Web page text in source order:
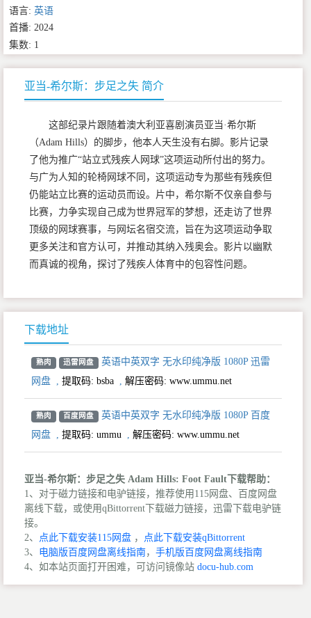
语言: 英语
首播: 2024
集数: 1
亚当-希尔斯：步足之失 简介
这部纪录片跟随着澳大利亚喜剧演员亚当·希尔斯
（Adam Hills）的脚步，他本人天生没有右脚。影片记录
了他为推广“站立式残疾人网球”这项运动所付出的努力。
与广为人知的轮椅网球不同，这项运动专为那些有残疾但
仍能站立比赛的运动员而设。片中，希尔斯不仅亲自参与
比赛，力争实现自己成为世界冠军的梦想，还走访了世界
顶级的网球赛事，与网坛名宿交流，旨在为这项运动争取
更多关注和官方认可，并推动其纳入残奥会。影片以幽默
而真诚的视角，探讨了残疾人体育中的包容性问题。
下载地址
熟肉 迅雷网盘
英语中英双字 无水印纯净版 1080P 迅雷
网盘 , 提取码: bsba , 解压密码: www.ummu.net
熟肉 百度网盘
英语中英双字 无水印纯净版 1080P 百度
网盘 , 提取码: ummu , 解压密码: www.ummu.net
亚当-希尔斯：步足之失 Adam Hills: Foot Fault下载帮助：
1、对于磁力链接和电驴链接，推荐使用115网盘、百度网盘
离线下载，或使用qBittorrent下载磁力链接，迅雷下载电驴链
接。
2、 点此下载安装115网盘 ， 点此下载安装qBittorrent
3、 电脑版百度网盘离线指南， 手机版百度网盘离线指南
4、如本站页面打开困难，可访问镜像站 docu-hub.com